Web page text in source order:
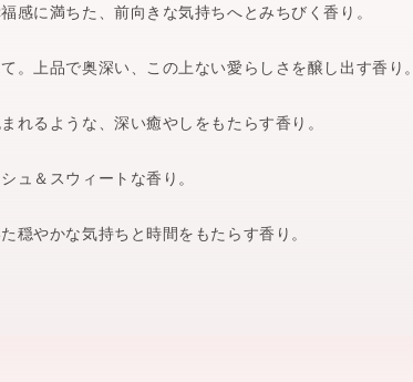
に満ちた、前向きな気持ちへとみちびく香り。
上品で奥深い、この上ない愛らしさを醸し出す香り。
るような、深い癒やしをもたらす香り。
ュ＆スウィートな香り。
やかな気持ちと時間をもたらす香り。